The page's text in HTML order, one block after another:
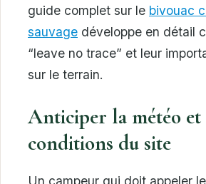
guide complet sur le bivouac
sauvage développe en détail
“leave no trace” et leur
sur le terrain.
Anticiper la météo et
conditions du site